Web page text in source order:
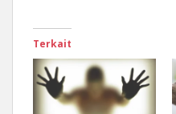
Terkait